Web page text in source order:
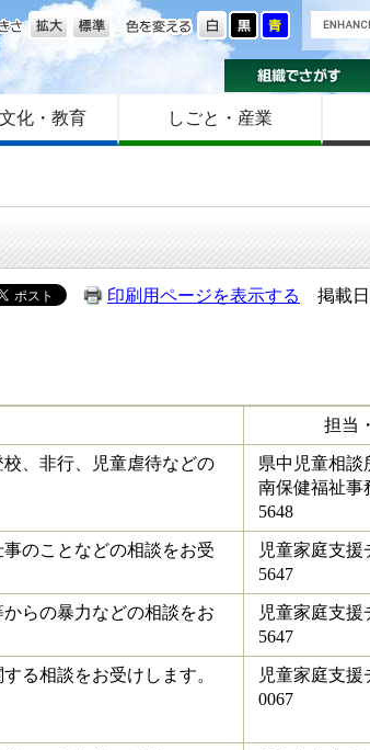
色を変える
文字の大きさ
化・教育 しごと・産業
印刷用ページを表示する
掲載日
担当
、非行、児童虐待などの
県中児童相談
南保健福祉事
5648
のことなどの相談をお受
児童家庭支援
5647
らの暴力などの相談をお
児童家庭支援
5647
る相談をお受けします。
児童家庭支援
0067